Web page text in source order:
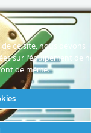
ce site, nous devons
sur l'équipement de
de même.